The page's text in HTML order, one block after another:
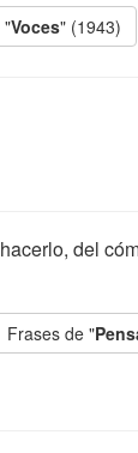
"Voces" (1943)
del
Frases de "